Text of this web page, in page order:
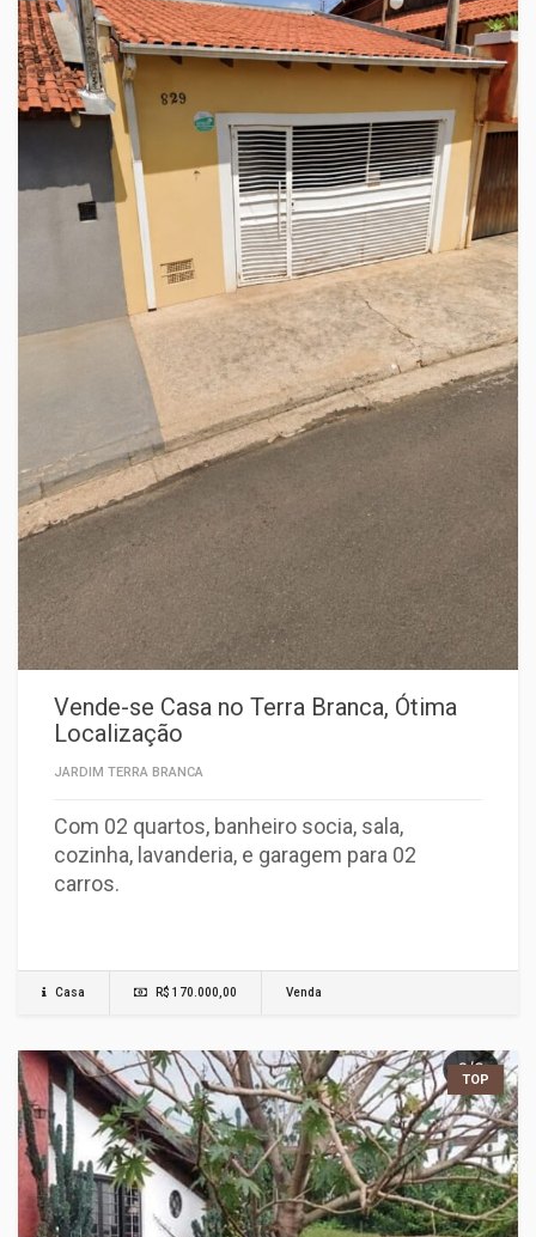
Vende-se Casa no Terra Branca, Ótima
Localização
JARDIM TERRA BRANCA
Com 02 quartos, banheiro socia, sala,
cozinha, lavanderia, e garagem para 02
carros.
Casa R$ 170.000,00 Venda
TOP